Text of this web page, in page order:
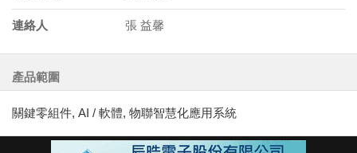
連絡人 張 益馨
產品範圍
關鍵零組件, AI / 軟體, 物聯智慧化應用系統